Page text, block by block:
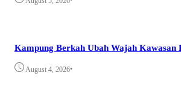
Kampung Berkah Ubah Wajah Kawasan
August 4, 2026•